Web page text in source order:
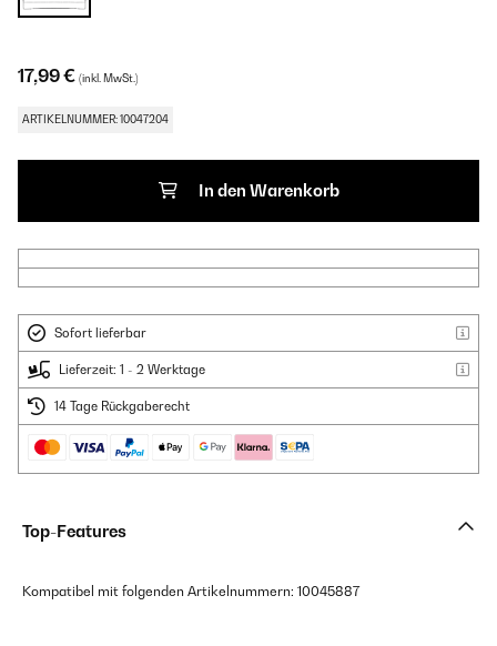
17,99 € (inkl. MwSt.)
ARTIKELNUMMER: 10047204
In den Warenkorb
Sofort lieferbar
Lieferzeit: 1 - 2 Werktage
14 Tage Rückgaberecht
Top-Features
Kompatibel mit folgenden Artikelnummern: 10045887